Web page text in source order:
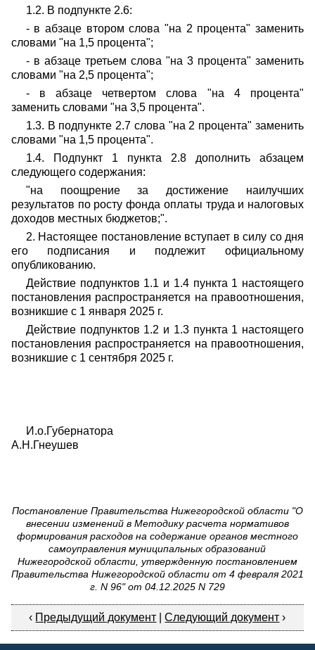
1.2. В подпункте 2.6:
- в абзаце втором слова "на 2 процента" заменить
словами "на 1,5 процента";
- в абзаце третьем слова "на 3 процента" заменить
словами "на 2,5 процента";
- в абзаце четвертом слова "на 4 процента"
заменить словами "на 3,5 процента".
1.3. В подпункте 2.7 слова "на 2 процента" заменить
словами "на 1,5 процента".
1.4. Подпункт 1 пункта 2.8 дополнить абзацем
следующего содержания:
"на поощрение за достижение наилучших
результатов по росту фонда оплаты труда и налоговых
доходов местных бюджетов;".
2. Настоящее постановление вступает в силу со дня
его подписания и подлежит официальному
опубликованию.
Действие подпунктов 1.1 и 1.4 пункта 1 настоящего
постановления распространяется на правоотношения,
возникшие с 1 января 2025 г.
Действие подпунктов 1.2 и 1.3 пункта 1 настоящего
постановления распространяется на правоотношения,
возникшие с 1 сентября 2025 г.
И.о.Губернатора
А.Н.Гнеушев
Постановление Правительства Нижегородской области "О
внесении изменений в Методику расчета нормативов
формирования расходов на содержание органов местного
самоуправления муниципальных образований
Нижегородской области, утвержденную постановлением
Правительства Нижегородской области от 4 февраля 2021
г. N 96" от 04.12.2025 N 729
‹ Предыдущий документ |Следующий документ ›